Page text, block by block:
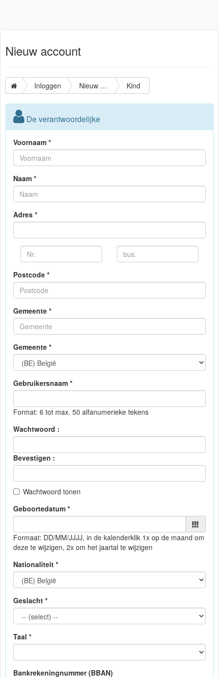
Nieuw account
Inloggen Nieuw account Kind
De verantwoordelijke
Voornaam *
Naam *
Adres *
Postcode *
Gemeente *
Gemeente *
Gebruikersnaam *
Format: 6 tot max. 50 alfanumerieke tekens
Wachtwoord :
Bevestigen :
Wachtwoord tonen
Geboortedatum *
Formaat: DD/MM/JJJJ, in de kalenderklik 1x op de maand om
deze te wijzigen, 2x om het jaartal te wijzigen
Nationaliteit *
Geslacht *
Taal *
Bankrekeningnummer (BBAN)